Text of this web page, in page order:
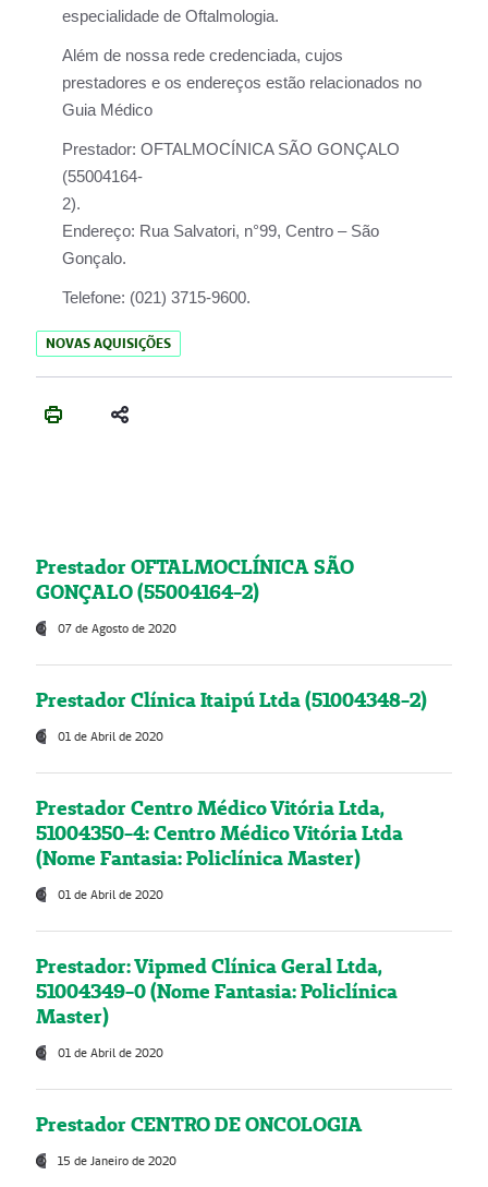
especialidade de Oftalmologia.
Além de nossa rede credenciada, cujos
prestadores e os endereços estão relacionados no
Guia Médico
Prestador: OFTALMOCÍNICA SÃO GONÇALO
(55004164-
2).
Endereço: Rua Salvatori, n°99, Centro – São
Gonçalo.
Telefone: (021) 3715-9600.
NOVAS AQUISIÇÕES
Prestador OFTALMOCLÍNICA SÃO
GONÇALO (55004164-2)
07 de Agosto de 2020
Prestador Clínica Itaipú Ltda (51004348-2)
01 de Abril de 2020
Prestador Centro Médico Vitória Ltda,
51004350-4: Centro Médico Vitória Ltda
(Nome Fantasia: Policlínica Master)
01 de Abril de 2020
Prestador: Vipmed Clínica Geral Ltda,
51004349-0 (Nome Fantasia: Policlínica
Master)
01 de Abril de 2020
Prestador CENTRO DE ONCOLOGIA
15 de Janeiro de 2020